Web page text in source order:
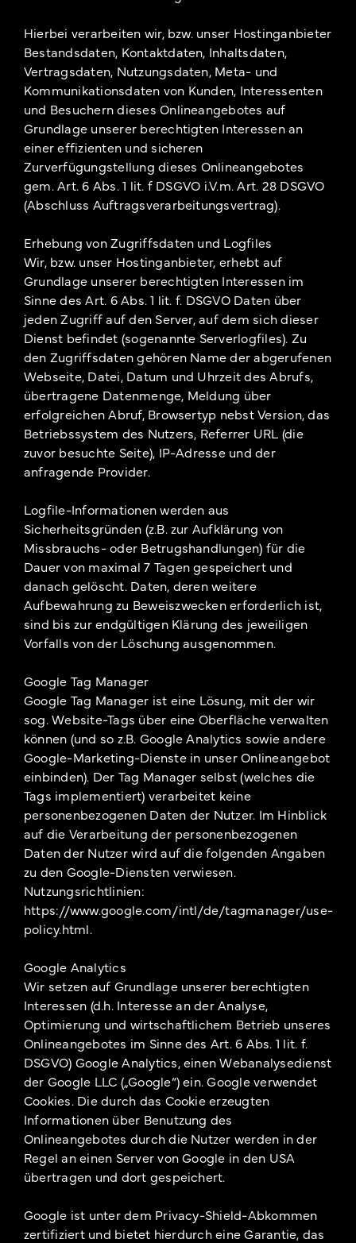
Hierbei verarbeiten wir, bzw. unser Hostinganbieter
Bestandsdaten, Kontaktdaten, Inhaltsdaten,
Vertragsdaten, Nutzungsdaten, Meta- und
Kommunikationsdaten von Kunden, Interessenten
und Besuchern dieses Onlineangebotes auf
Grundlage unserer berechtigten Interessen an
einer effizienten und sicheren
Zurverfügungstellung dieses Onlineangebotes
gem. Art. 6 Abs. 1 lit. f DSGVO i.V.m. Art. 28 DSGVO
(Abschluss Auftragsverarbeitungsvertrag).
Erhebung von Zugriffsdaten und Logfiles
Wir, bzw. unser Hostinganbieter, erhebt auf
Grundlage unserer berechtigten Interessen im
Sinne des Art. 6 Abs. 1 lit. f. DSGVO Daten über
jeden Zugriff auf den Server, auf dem sich dieser
Dienst befindet (sogenannte Serverlogfiles). Zu
den Zugriffsdaten gehören Name der abgerufenen
Webseite, Datei, Datum und Uhrzeit des Abrufs,
übertragene Datenmenge, Meldung über
erfolgreichen Abruf, Browsertyp nebst Version, das
Betriebssystem des Nutzers, Referrer URL (die
zuvor besuchte Seite), IP-Adresse und der
anfragende Provider.
Logfile-Informationen werden aus
Sicherheitsgründen (z.B. zur Aufklärung von
Missbrauchs- oder Betrugshandlungen) für die
Dauer von maximal 7 Tagen gespeichert und
danach gelöscht. Daten, deren weitere
Aufbewahrung zu Beweiszwecken erforderlich ist,
sind bis zur endgültigen Klärung des jeweiligen
Vorfalls von der Löschung ausgenommen.
Google Tag Manager
Google Tag Manager ist eine Lösung, mit der wir
sog. Website-Tags über eine Oberfläche verwalten
können (und so z.B. Google Analytics sowie andere
Google-Marketing-Dienste in unser Onlineangebot
einbinden). Der Tag Manager selbst (welches die
Tags implementiert) verarbeitet keine
personenbezogenen Daten der Nutzer. Im Hinblick
auf die Verarbeitung der personenbezogenen
Daten der Nutzer wird auf die folgenden Angaben
zu den Google-Diensten verwiesen.
Nutzungsrichtlinien:
https://www.google.com/intl/de/tagmanager/use-
policy.html.
Google Analytics
Wir setzen auf Grundlage unserer berechtigten
Interessen (d.h. Interesse an der Analyse,
Optimierung und wirtschaftlichem Betrieb unseres
Onlineangebotes im Sinne des Art. 6 Abs. 1 lit. f.
DSGVO) Google Analytics, einen Webanalysedienst
der Google LLC („Google“) ein. Google verwendet
Cookies. Die durch das Cookie erzeugten
Informationen über Benutzung des
Onlineangebotes durch die Nutzer werden in der
Regel an einen Server von Google in den USA
übertragen und dort gespeichert.
Google ist unter dem Privacy-Shield-Abkommen
zertifiziert und bietet hierdurch eine Garantie, das